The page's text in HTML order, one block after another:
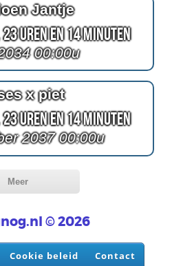
Jantje
23 Uren en 14 Minuten
00:00u
x piet
23 Uren en 14 Minuten
2037 00:00u
Meer
© 2026
Cookie beleid Contact